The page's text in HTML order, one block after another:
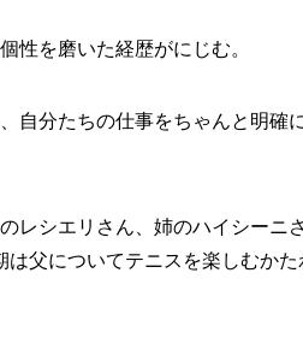
性を磨いた経歴がにじむ。
自分たちの仕事をちゃんと明確
シエリさん、姉のハイシーニ
父についてテニスを楽しむか